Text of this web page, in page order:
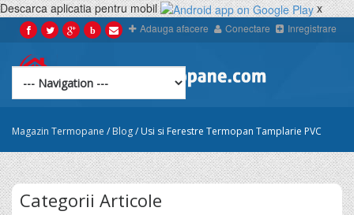
Descarca aplicatia pentru mobil x
b Adauga afacere Conectare Inregistrare
Magazin Termopane / Blog/ Usi si Ferestre Termopan Tamplarie PVC
Categorii Articole